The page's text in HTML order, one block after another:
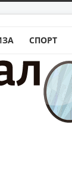
СПОРТ